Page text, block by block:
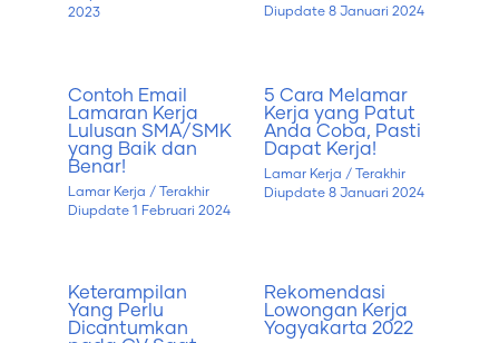
2023
Diupdate8 Januari 2024
Contoh Email
Lamaran Kerja
Lulusan SMA/SMK
yang Baik dan
Benar!
Lamar Kerja / Terakhir
Diupdate 1 Februari 2024
5 Cara Melamar
Kerja yang Patut
Anda Coba, Pasti
Dapat Kerja!
Lamar Kerja / Terakhir
Diupdate8 Januari 2024
Keterampilan
Yang Perlu
Dicantumkan
Rekomendasi
Lowongan Kerja
Yogyakarta 2022